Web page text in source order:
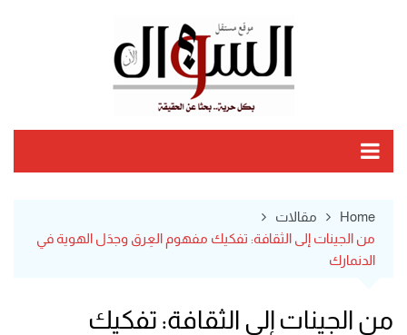
Home
مقالات
من الجينات إلى الثقافة: تفكيك مفهوم العِرق وجدَل الهوية في
الدنمارك
من الجينات إلى الثقافة: تفكيك